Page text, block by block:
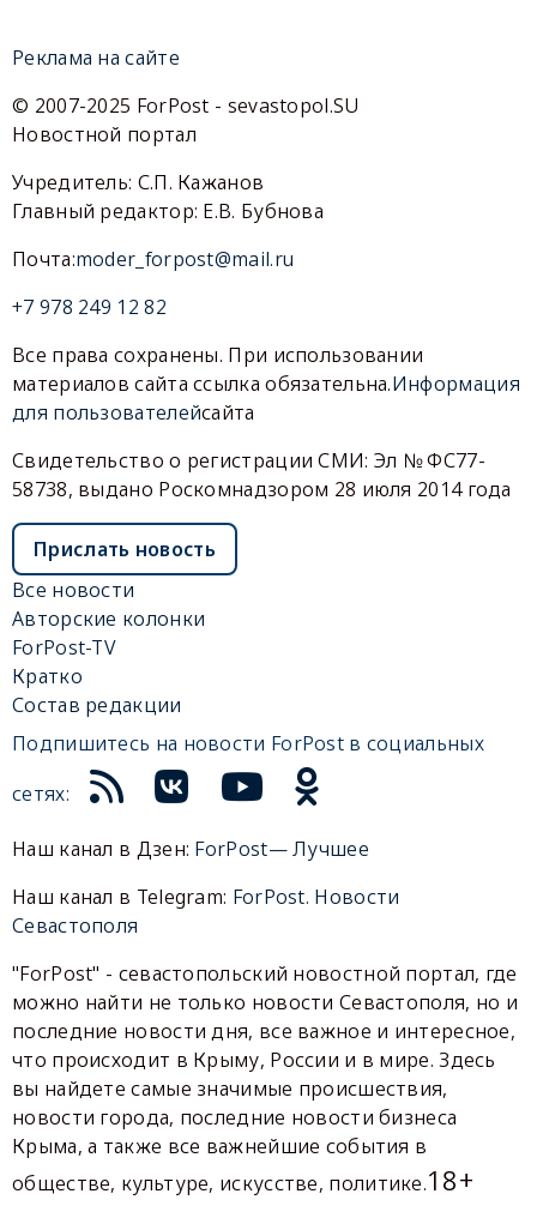
Реклама на сайте
© 2007-2025 ForPost - sevastopol.SU
Новостной портал
Учредитель: С.П. Кажанов
Главный редактор: Е.В. Бубнова
Почта:moder_forpost@mail.ru
+7 978 249 12 82
Все права сохранены. При использовании
материалов сайта ссылка обязательна.Информация
для пользователейсайта
Свидетельство о регистрации СМИ: Эл № ФС77-
58738, выдано Роскомнадзором 28 июля 2014 года
Прислать новость
Все новости
Авторские колонки
ForPost-TV
Кратко
Состав редакции
Подпишитесь на новости ForPost в социальных
сетях:
Наш канал в Дзен: ForPost— Лучшее
Наш канал в Telegram: ForPost. Новости
Севастополя
"ForPost" - севастопольский новостной портал, где
можно найти не только новости Севастополя, но и
последние новости дня, все важное и интересное,
что происходит в Крыму, России и в мире. Здесь
вы найдете самые значимые происшествия,
новости города, последние новости бизнеса
Крыма, а также все важнейшие события в
обществе, культуре, искусстве, политике.18+